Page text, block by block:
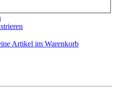
Artikel im Warenkorb